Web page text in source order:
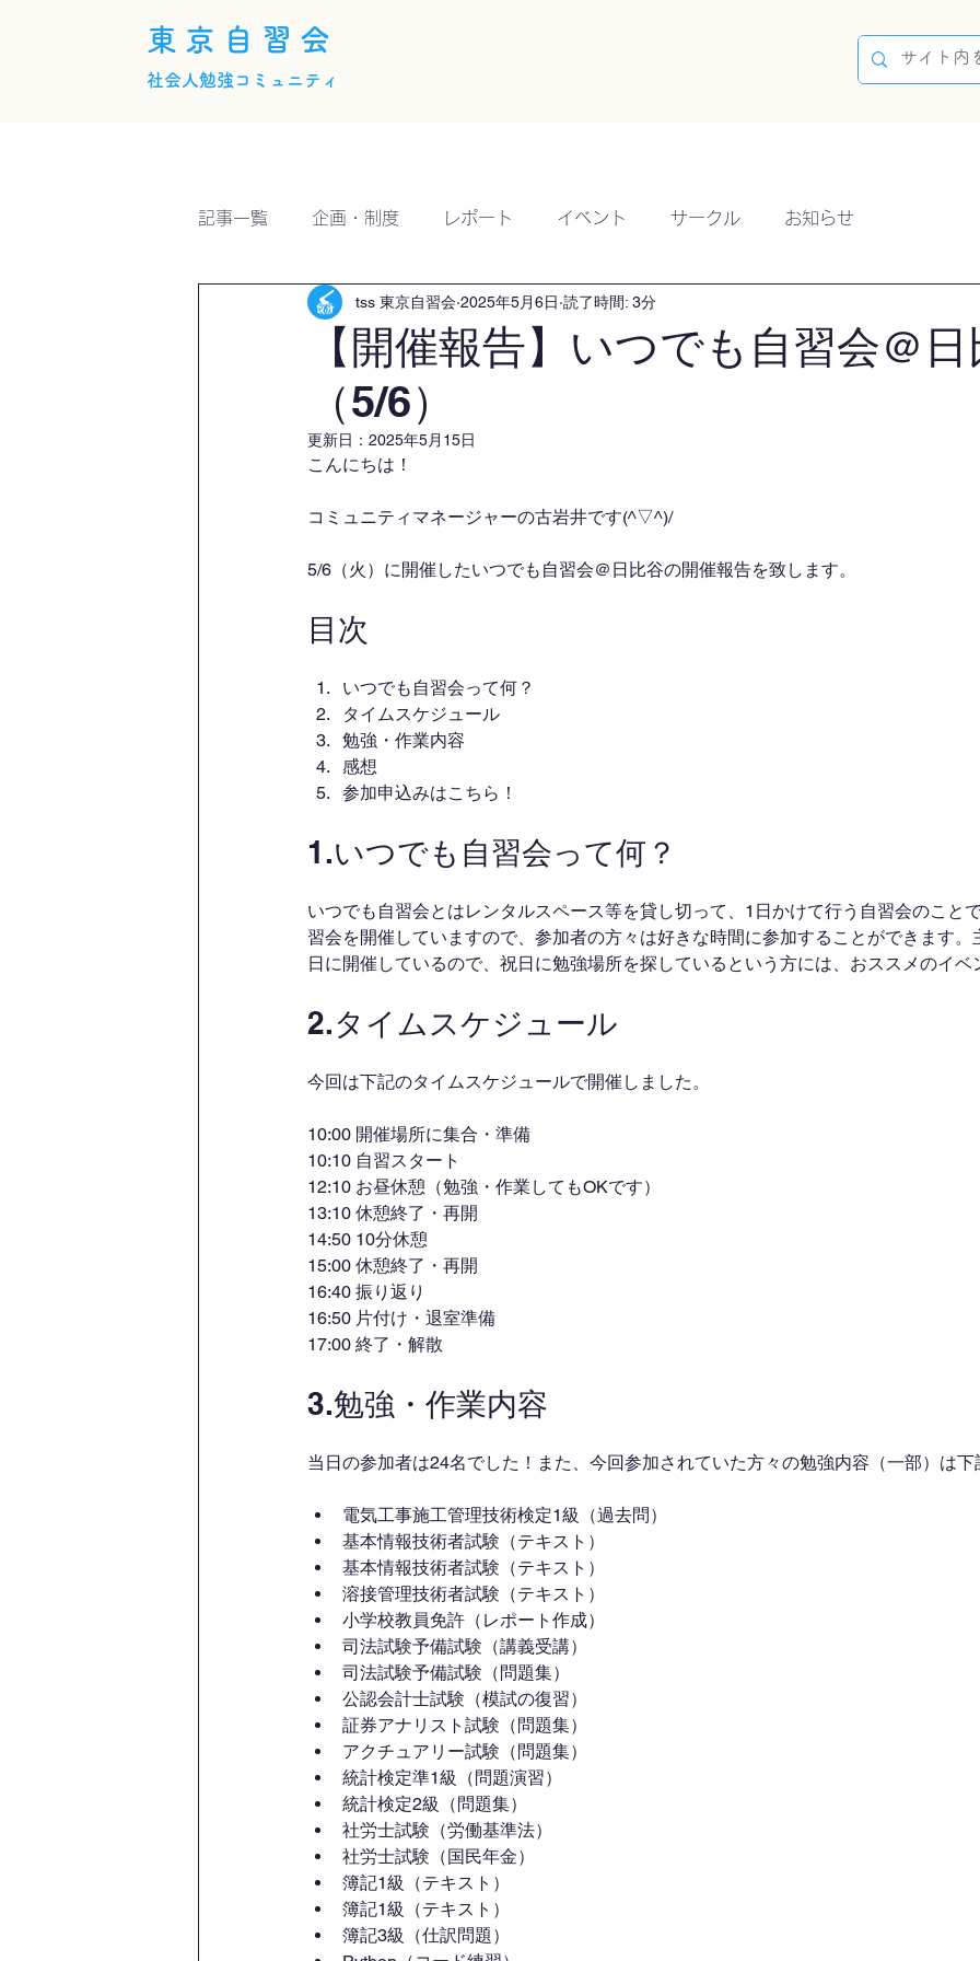
東京自習会
社会人勉強コミュニティ
記事一覧 企画・制度 レポート イベント サークル お知らせ
【開催報告】いつでも自習会＠日
（5/6）
tss 東京自習会 2025年5月6日 読了時間: 3分
更新日： 2025年5月15日
こんにちは！
コミュニティマネージャーの古岩井です(^▽^)/
5/6（火）に開催したいつでも自習会＠日比谷の開催報告を致します。
目次
いつでも自習会って何？
タイムスケジュール
勉強・作業内容
感想
参加申込みはこちら！
1.いつでも自習会って何？
いつでも自習会とはレンタルスペース等を貸し切って、1日かけて行う自習会のこと
習会を開催していますので、参加者の方々は好きな時間に参加することができます。
日に開催しているので、祝日に勉強場所を探しているという方には、おススメのイベ
2.タイムスケジュール
今回は下記のタイムスケジュールで開催しました。
10:00 開催場所に集合・準備
10:10 自習スタート
12:10 お昼休憩（勉強・作業してもOKです）
13:10 休憩終了・再開
14:50 10分休憩
15:00 休憩終了・再開
16:40 振り返り
16:50 片付け・退室準備
17:00 終了・解散
3.勉強・作業内容
当日の参加者は24名でした！また、今回参加されていた方々の勉強内容（一部）は下
電気工事施工管理技術検定1級（過去問）
基本情報技術者試験（テキスト）
基本情報技術者試験（テキスト）
溶接管理技術者試験（テキスト）
小学校教員免許（レポート作成）
司法試験予備試験（講義受講）
司法試験予備試験（問題集）
公認会計士試験（模試の復習）
証券アナリスト試験（問題集）
アクチュアリー試験（問題集）
統計検定準1級（問題演習）
統計検定2級（問題集）
社労士試験（労働基準法）
社労士試験（国民年金）
簿記1級（テキスト）
簿記1級（テキスト）
簿記3級（仕訳問題）